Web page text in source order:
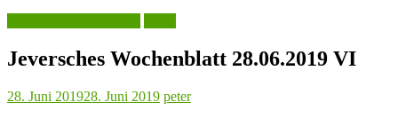
Jeversches Wochenblatt 28.06.2019 VI
28. Juni 201928. Juni 2019 peter